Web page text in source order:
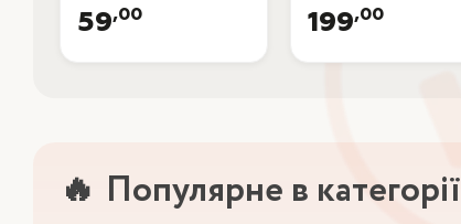
59,00 199,00
Популярне в категорії